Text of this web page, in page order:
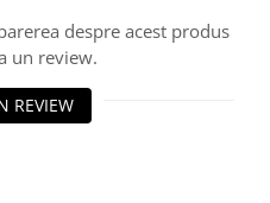
despre acest produs
un review.
REVIEW